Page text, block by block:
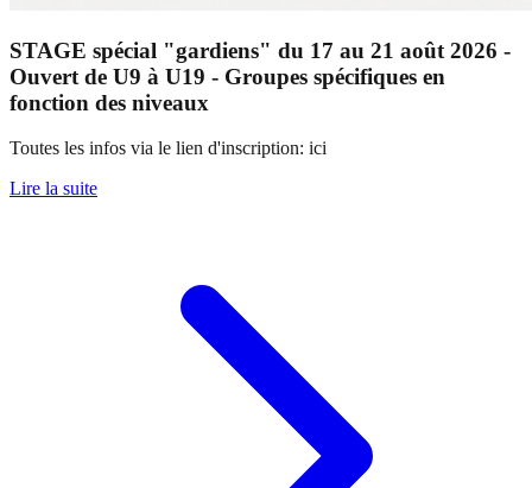
STAGE spécial "gardiens" du 17 au 21 août 2026 -
Ouvert de U9 à U19 - Groupes spécifiques en
fonction des niveaux
Toutes les infos via le lien d'inscription: ici
Lire la suite